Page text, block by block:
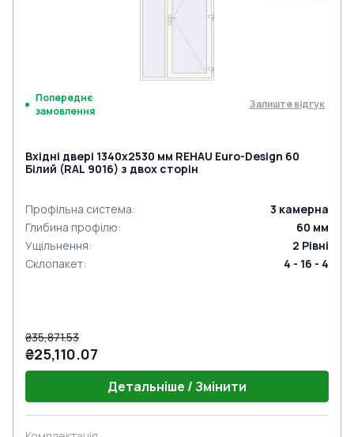
Попереднє
замовлення
Залиште відгук
Вхідні двері 1340x2530 мм REHAU Euro-Design 60
Білий (RAL 9016) з двох сторін
Профільна система: 3 камерна
Глибина профілю: 60 мм
Ущільнення: 2 Рівні
Склопакет: 4 - 16 - 4
₴35,871.53
₴25,110.07
Детальніше / Змінити